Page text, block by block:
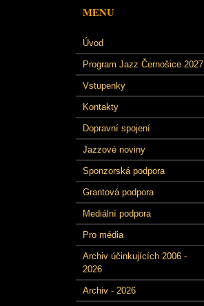
MENU
Úvod
Program Jazz Černošice 2027
Vstupenky
Kontakty
Dopravní spojení
Jazzové noviny
Sponzorská podpora
Grantová podpora
Mediální podpora
Pro média
Archiv účinkujících 2006 -
2026
Archiv - 2026